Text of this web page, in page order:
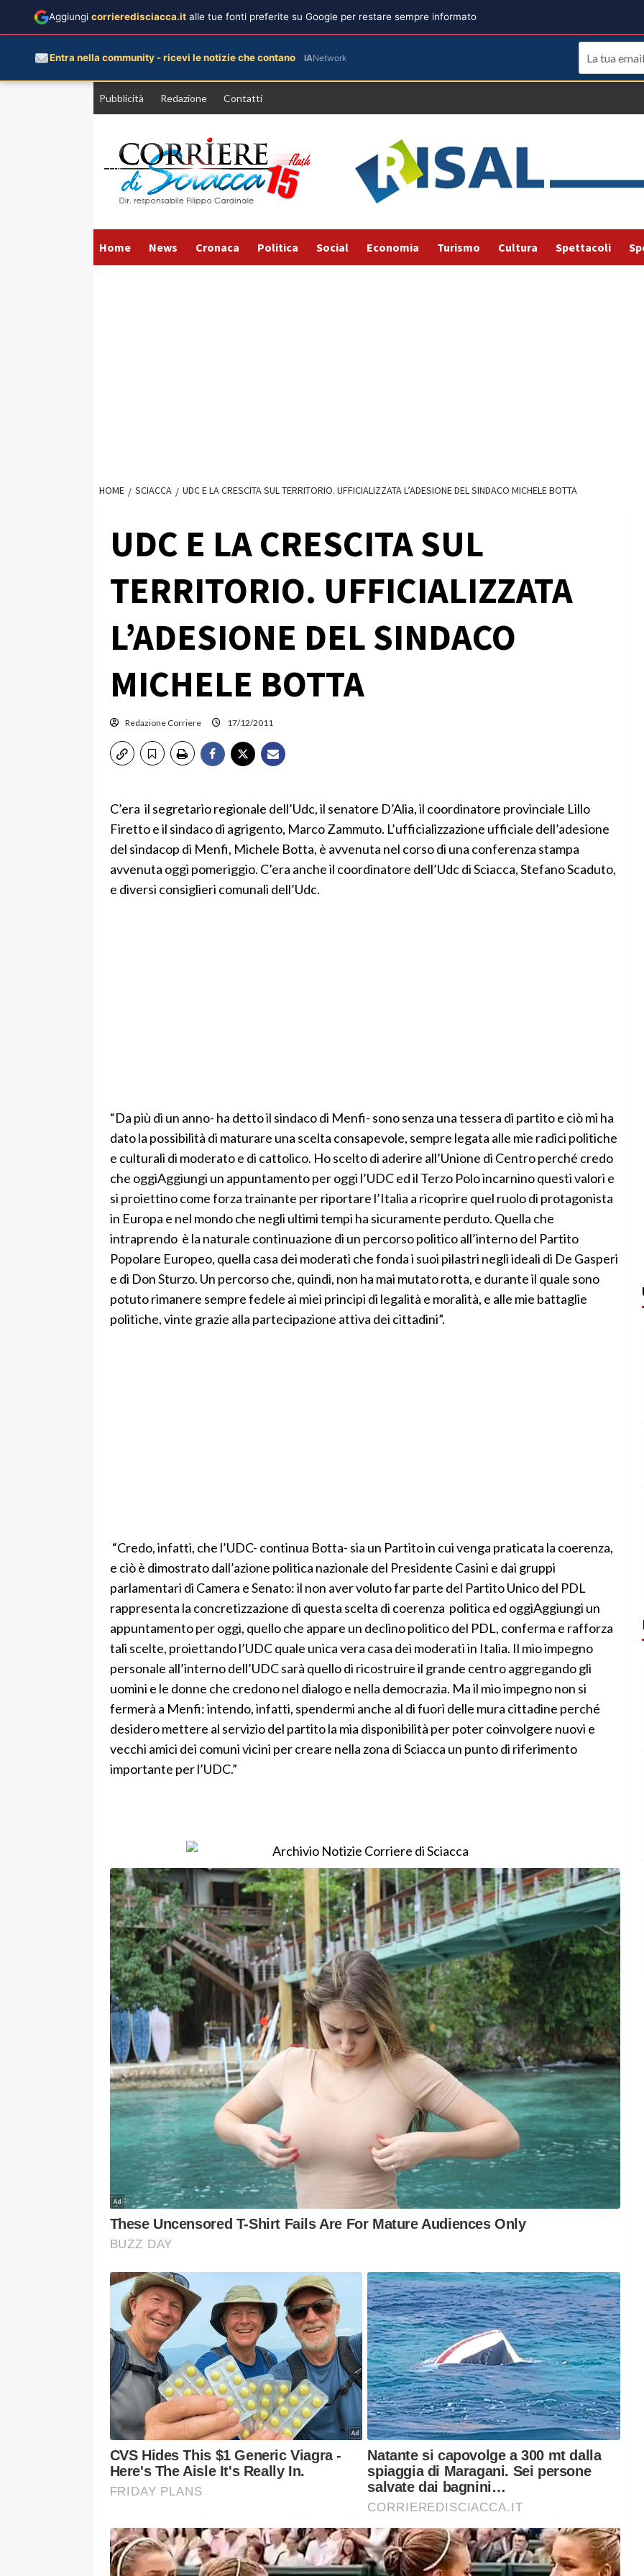
Pubblicità Redazione Contatti
Home News Cronaca Politica Social Economia Turismo Cultura Spettacoli
HOME SCIACCA UDC E LA CRESCITA SUL TERRITORIO. UFFICIALIZZATA L’ADESIONE DEL SINDACO MICHELE BOTTA
UDC E LA CRESCITA SUL
TERRITORIO. UFFICIALIZZATA
L’ADESIONE DEL SINDACO
MICHELE BOTTA
Redazione Corriere 17/12/2011
C’era il segretario regionale dell’Udc, il senatore D’Alia, il coordinatore provinciale Lillo
Firetto e il sindaco di agrigento, Marco Zammuto. L’ufficializzazione ufficiale dell’adesione
del sindacop di Menfi, Michele Botta, è avvenuta nel corso di una conferenza stampa
avvenuta oggi pomeriggio. C’era anche il coordinatore dell’Udc di Sciacca, Stefano Scaduto,
e diversi consiglieri comunali dell’Udc.
“Da più di un anno- ha detto il sindaco di Menfi- sono senza una tessera di partito e ciò mi ha
dato la possibilità di maturare una scelta consapevole, sempre legata alle mie radici politiche
e culturali di moderato e di cattolico. Ho scelto di aderire all’Unione di Centro perché credo
che oggiAggiungi un appuntamento per oggi l’UDC ed il Terzo Polo incarnino questi valori e
si proiettino come forza trainante per riportare l’Italia a ricoprire quel ruolo di protagonista
in Europa e nel mondo che negli ultimi tempi ha sicuramente perduto. Quella che
intraprendo è la naturale continuazione di un percorso politico all’interno del Partito
Popolare Europeo, quella casa dei moderati che fonda i suoi pilastri negli ideali di De Gasperi
e di Don Sturzo. Un percorso che, quindi, non ha mai mutato rotta, e durante il quale sono
potuto rimanere sempre fedele ai miei principi di legalità e moralità, e alle mie battaglie
politiche, vinte grazie alla partecipazione attiva dei cittadini”.
“Credo, infatti, che l’UDC- continua Botta- sia un Partito in cui venga praticata la coerenza,
e ciò è dimostrato dall’azione politica nazionale del Presidente Casini e dai gruppi
parlamentari di Camera e Senato: il non aver voluto far parte del Partito Unico del PDL
rappresenta la concretizzazione di questa scelta di coerenza politica ed oggiAggiungi un
appuntamento per oggi, quello che appare un declino politico del PDL, conferma e rafforza
tali scelte, proiettando l’UDC quale unica vera casa dei moderati in Italia. Il mio impegno
personale all’interno dell’UDC sarà quello di ricostruire il grande centro aggregando gli
uomini e le donne che credono nel dialogo e nella democrazia. Ma il mio impegno non si
fermerà a Menfi: intendo, infatti, spendermi anche al di fuori delle mura cittadine perché
desidero mettere al servizio del partito la mia disponibilità per poter coinvolgere nuovi e
vecchi amici dei comuni vicini per creare nella zona di Sciacca un punto di riferimento
importante per l’UDC.”
Aggiungi corrieredisciacca.it alle tue fonti preferite su Google per restare sempre informato
Entra nella community - ricevi le notizie che contano IANetwork